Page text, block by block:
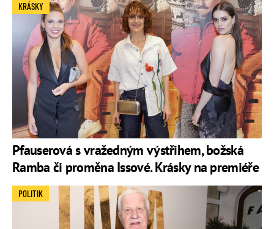
Pfauserová s vražedným výstřihem, božská
Ramba či proměna Issové. Krásky na premiéře
KRÁSKY
POLITIK